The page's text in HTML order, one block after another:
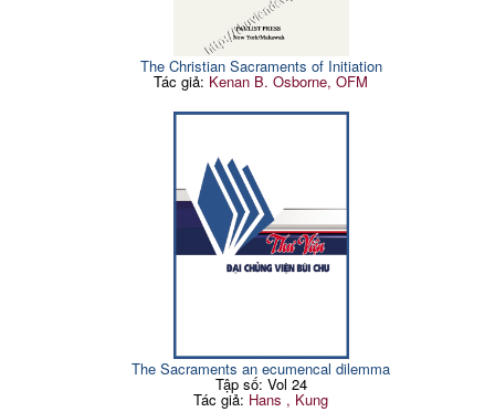
The Christian Sacraments of Initiation
Tác giả: Kenan B. Osborne, OFM
The Sacraments an ecumencal dilemma
Tập số: Vol 24
Tác giả: Hans , Kung